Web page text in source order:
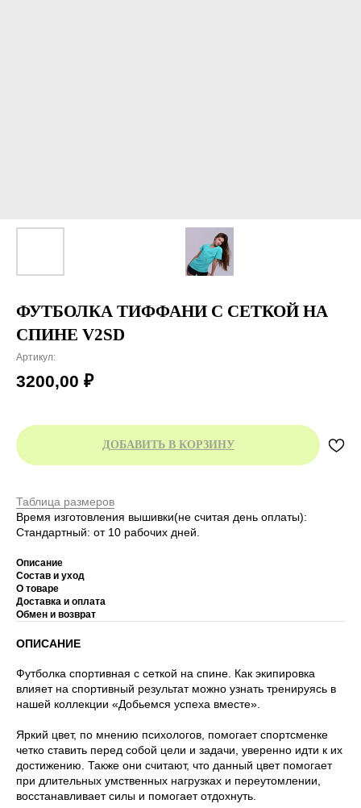
ФУТБОЛКА ТИФФАНИ С СЕТКОЙ НА
СПИНЕ V2SD
Артикул:
3200,00 ₽
ДОБАВИТЬ В КОРЗИНУ
Таблица размеров
Время изготовления вышивки(не считая день оплаты):
Стандартный: от 10 рабочих дней.
Описание
Состав и уход
О товаре
Доставка и оплата
Обмен и возврат
ОПИСАНИЕ
Футболка спортивная с сеткой на спине. Как экипировка
влияет на спортивный результат можно узнать тренируясь в
нашей коллекции «Добьемся успеха вместе».
Яркий цвет, по мнению психологов, помогает спортсменке
четко ставить перед собой цели и задачи, уверенно идти к их
достижению. Также они считают, что данный цвет помогает
при длительных умственных нагрузках и переутомлении,
восстанавливает силы и помогает отдохнуть.